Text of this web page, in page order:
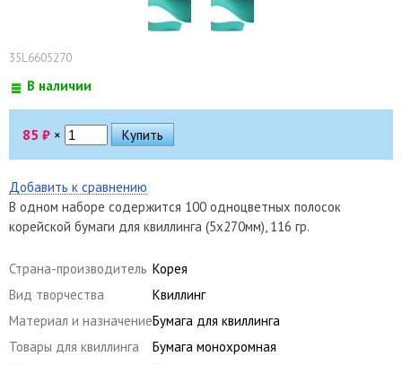
35L6605270
В наличии
85 ₽ ×
Добавить к сравнению
В одном наборе содержится 100 одноцветных полосок
корейской бумаги для квиллинга (5х270мм), 116 гр.
Страна-производитель Корея
Вид творчества
Квиллинг
Материал и назначениеБумага для квиллинга
Товары для квиллинга
Бумага монохромная